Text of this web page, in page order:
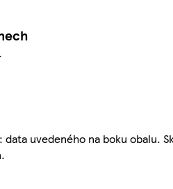
uvedeného na boku obalu.